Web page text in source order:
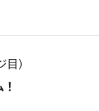
）